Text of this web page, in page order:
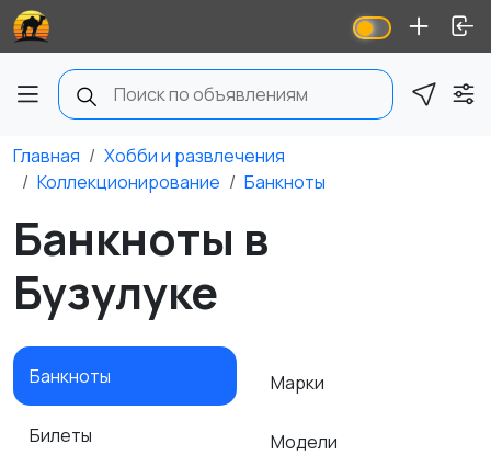
Главная
Хобби и развлечения
Коллекционирование
Банкноты
Банкноты в
Бузулуке
Банкноты
Билеты
Марки
Модели